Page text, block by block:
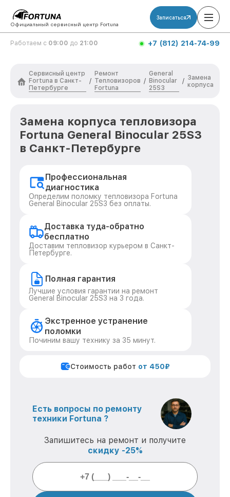
Официальный сервисный центр Fortuna
Записаться
Работаем с 09:00 до 21:00 +7 (812) 214-74-99
Сервисный центр
Fortuna в Санкт-
Петербурге
/
Ремонт
Тепловизоров
Fortuna
/
General
Binocular
25S3
/ Замена
корпуса
Замена корпуса тепловизора
Fortuna General Binocular 25S3
в Санкт-Петербурге
Профессиональная
диагностика
Определим поломку тепловизора Fortuna
General Binocular 25S3 без оплаты.
Доставка туда-обратно
бесплатно
Доставим тепловизор курьером в Санкт-
Петербурге.
Полная гарантия
Лучшие условия гарантии на ремонт
General Binocular 25S3 на 3 года.
Экстренное устранение
поломки
Починим вашу технику за 35 минут.
Стоимость работ от 450₽
Есть вопросы по ремонту
техники Fortuna ?
Запишитесь на ремонт и получите
скидку -25%